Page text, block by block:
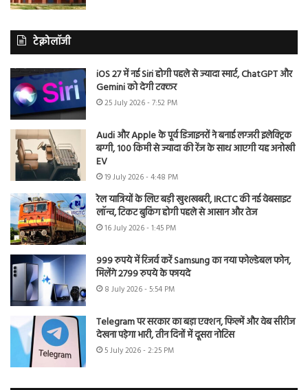
टेक्नोलॉजी
iOS 27 में नई Siri होगी पहले से ज्यादा स्मार्ट, ChatGPT और
Gemini को देगी टक्कर
25 July 2026 - 7:52 PM
Audi और Apple के पूर्व डिजाइनरों ने बनाई लग्जरी इलेक्ट्रिक
बग्गी, 100 किमी से ज्यादा की रेंज के साथ आएगी यह अनोखी
EV
19 July 2026 - 4:48 PM
रेल यात्रियों के लिए बड़ी खुशखबरी, IRCTC की नई वेबसाइट
लॉन्च, टिकट बुकिंग होगी पहले से आसान और तेज
16 July 2026 - 1:45 PM
999 रुपये में रिजर्व करें Samsung का नया फोल्डेबल फोन,
मिलेंगे 2799 रुपये के फायदे
8 July 2026 - 5:54 PM
Telegram पर सरकार का बड़ा एक्शन, फिल्में और वेब सीरीज
देखना पड़ेगा भारी, तीन दिनों में दूसरा नोटिस
5 July 2026 - 2:25 PM